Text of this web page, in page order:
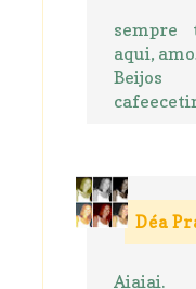
sempre
aqui,
Beijos
Déa
Aiaiai.